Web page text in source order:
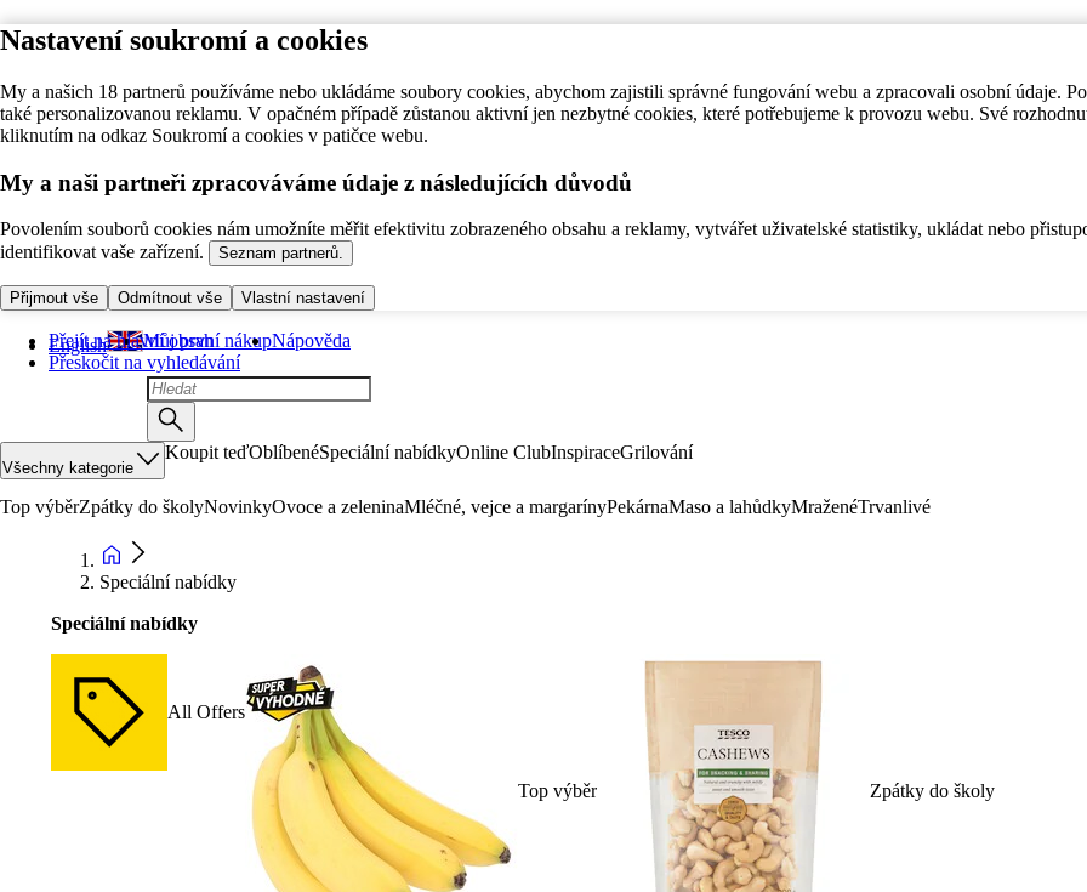
Nastavení soukromí a cookies
My a našich 18 partnerů používáme nebo ukládáme soubory cookies, abychom zajistili správné fungování webu a zpracovali osobní údaje.
také personalizovanou reklamu. V opačném případě zůstanou aktivní jen nezbytné cookies, které potřebujeme k provozu webu. Své
kliknutím na odkaz Soukromí a cookies v patičce webu.
My a naši partneři zpracováváme údaje z následujících důvodů
Povolením souborů cookies nám umožníte měřit efektivitu zobrazeného obsahu a reklamy, vytvářet uživatelské statistiky, ukládat nebo
identifikovat vaše zařízení.
Seznam partnerů.
Přijmout vše Odmítnout vše Vlastní nastavení
Přejít na hlavní obsah
Přeskočit na vyhledávání
English Můj první nákupNápověda
Všechny kategorie
Koupit teďOblíbenéSpeciální nabídkyOnline ClubInspiraceGrilování
Top výběrZpátky do školyNovinkyOvoce a zeleninaMléčné, vejce a margarínyPekárnaMaso a lahůdkyMraženéTrvanlivé
Speciální nabídky
Speciální nabídky
All Offers
Top výběr Zpátky do školy